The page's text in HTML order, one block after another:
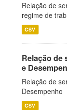
Relação de
regime de
CSV
Relação de
e
Relação de
Desempenho
CSV